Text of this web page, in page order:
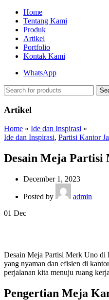
Home
Tentang Kami
Produk
Artikel
Portfolio
Kontak Kami
WhatsApp
Artikel
Home » Ide dan Inspirasi »
Ide dan Inspirasi, Partisi Kantor
Desain Meja Partisi
December 1, 2023
Posted by
admin
01 Dec
Desain Meja Partisi Merk Uno di
yang nyaman dan efisien di
perjalanan kita menuju ruang
Pengertian Meja